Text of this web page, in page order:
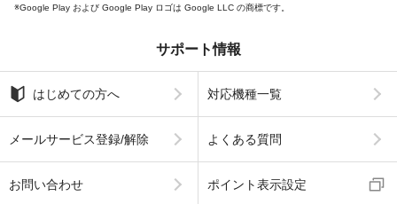
Google Play および Google Play ロゴは Google LLC の商標です。
サポート情報
はじめての方へ 対応機種一覧
メールサービス登録/解除 よくある質問
お問い合わせ ポイント表示設定